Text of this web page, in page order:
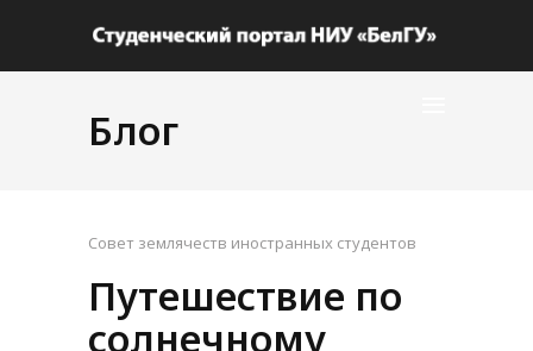
Блог
Совет землячеств иностранных студентов
Путешествие по
солнечному